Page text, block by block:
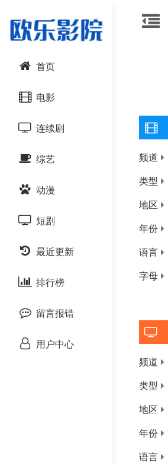
首页
电影
动作片
喜剧片
爱情片
科幻片
恐怖片
剧情片
战争片
悬疑片
连续剧
国产剧
港台剧
日韩剧
欧美剧
泰国剧
综艺
大陆综艺
日韩综艺
港台综艺
欧美综艺
动漫
国产动漫
日韩动漫
欧美动漫
短剧
最近更新
排行榜
留言报错
用户中心
频道
类型
地区
年份
语言
字母
频道
类型
地区
年份
语言